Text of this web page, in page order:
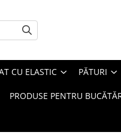
CU ELASTIC PĂTURI
PRODUSE PENTRU